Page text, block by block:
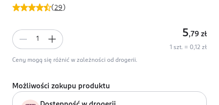
(29 )
5,79 zł
1 szt. = 0,12 zł
Ceny mogą się różnić w zależności od drogerii.
Możliwości zakupu produktu